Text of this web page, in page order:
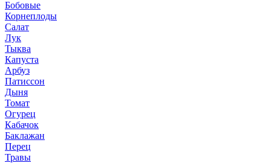
Бобовые
Корнеплоды
Салат
Лук
Тыква
Капуста
Арбуз
Патиссон
Дыня
Томат
Огурец
Кабачок
Баклажан
Перец
Травы